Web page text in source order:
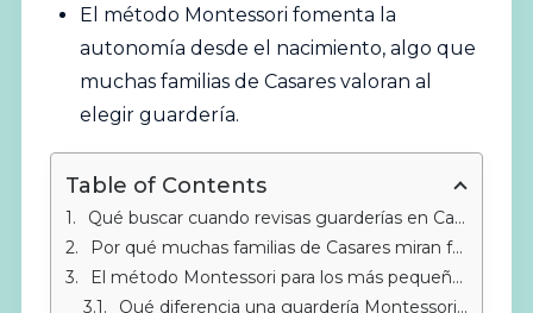
El método Montessori fomenta la
autonomía desde el nacimiento, algo que
muchas familias de Casares valoran al
elegir guardería.
Table of Contents
Qué buscar cuando revisas guarderías en Casares
Por qué muchas familias de Casares miran fuera del pueblo
El método Montessori para los más pequeños (0-3 años)
Qué diferencia una guardería Montessori de una convencional